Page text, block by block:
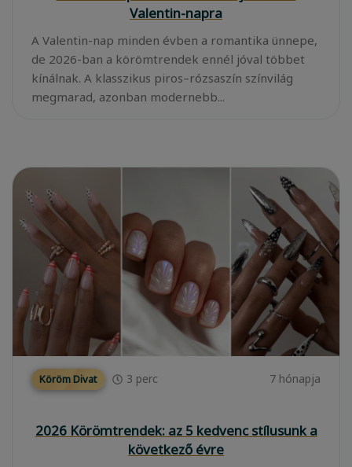
Valentin-napra
A Valentin-nap minden évben a romantika ünnepe,
de 2026-ban a körömtrendek ennél jóval többet
kínálnak. A klasszikus piros–rózsaszín színvilág
megmarad, azonban modernebb...
Köröm Divat 3 perc 7 hónapja
2026 Körömtrendek: az 5 kedvenc stílusunk a
következő évre